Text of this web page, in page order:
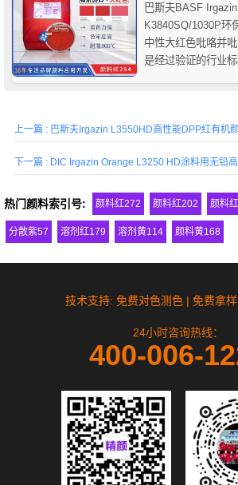
巴斯夫BASF
K3840SQ/1030P环
中性大红色吡咯并
是经过验证的行业
好的环保性能，在所
上一篇 : 巴斯夫Irgazin L3550HD高性能DPP红有机
下一篇 : DIC Irgazin Orange L3250 HD涂料用无铅
热门颜料索引号: 颜料红272 颜料红202 颜料
分散紫57 溶剂红179 溶剂黄114 颜料黄168
技术支持: 免费对色测色 | 免费拿
24小时咨询热线：
400-006-